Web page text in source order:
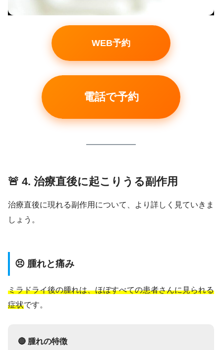
WEB予約
電話で予約
🚨 4. 治療直後に起こりうる副作用
治療直後に現れる副作用について、より詳しく見ていきま
しょう。
😣 腫れと痛み
ミラドライ後の腫れは、ほぼすべての患者さんに見られる
症状です。
🔴 腫れの特徴